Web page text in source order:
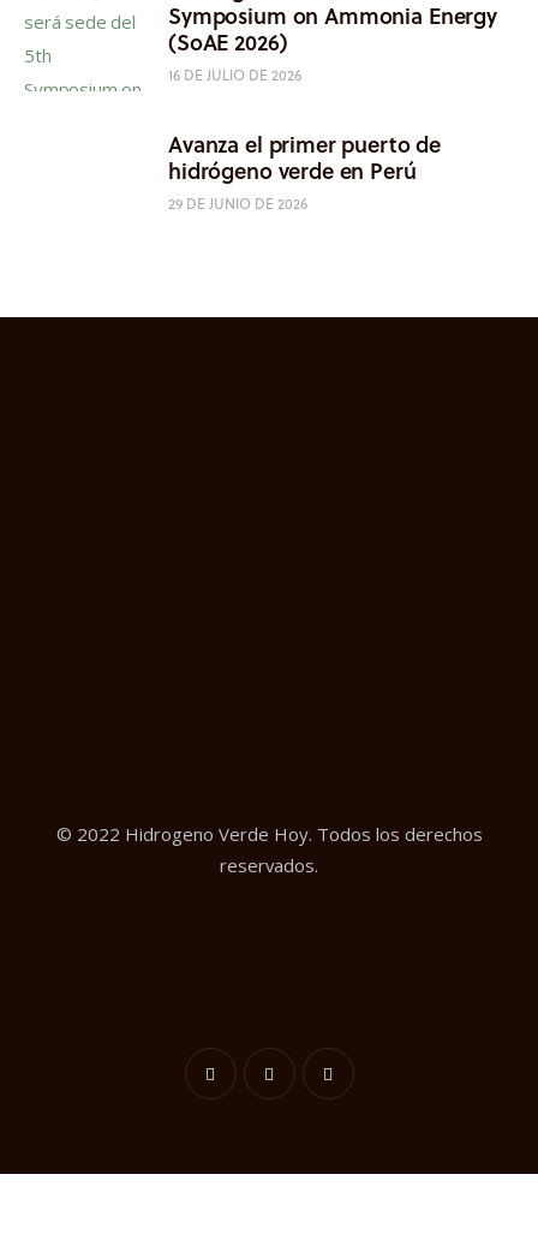
Symposium on Ammonia Energy
(SoAE 2026)
16 DE JULIO DE 2026
Avanza el primer puerto de
hidrógeno verde en Perú
29 DE JUNIO DE 2026
© 2022 Hidrogeno Verde Hoy. Todos los derechos
reservados.